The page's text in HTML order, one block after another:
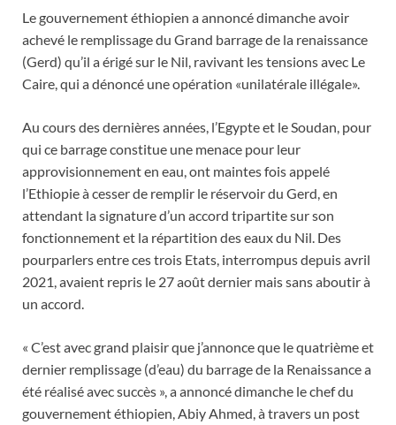
Le gouvernement éthiopien a annoncé dimanche avoir
achevé le remplissage du Grand barrage de la renaissance
(Gerd) qu’il a érigé sur le Nil, ravivant les tensions avec Le
Caire, qui a dénoncé une opération «unilatérale illégale».
Au cours des dernières années, l’Egypte et le Soudan, pour
qui ce barrage constitue une menace pour leur
approvisionnement en eau, ont maintes fois appelé
l’Ethiopie à cesser de remplir le réservoir du Gerd, en
attendant la signature d’un accord tripartite sur son
fonctionnement et la répartition des eaux du Nil. Des
pourparlers entre ces trois Etats, interrompus depuis avril
2021, avaient repris le 27 août dernier mais sans aboutir à
un accord.
« C’est avec grand plaisir que j’annonce que le quatrième et
dernier remplissage (d’eau) du barrage de la Renaissance a
été réalisé avec succès », a annoncé dimanche le chef du
gouvernement éthiopien, Abiy Ahmed, à travers un post